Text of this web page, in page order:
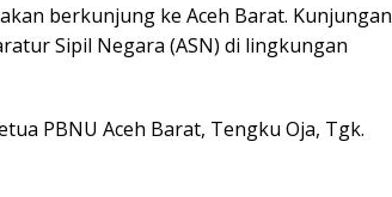
berkunjung ke Aceh Barat. Kunjungan
Sipil Negara (ASN) di lingkungan
PBNU Aceh Barat, Tengku Oja, Tgk.